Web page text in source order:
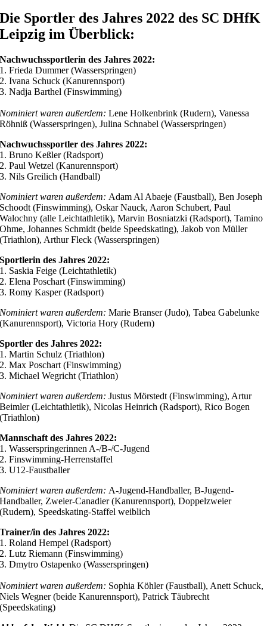
Die Sportler des Jahres 2022 des SC DHfK
Leipzig im Überblick:
Nachwuchssportlerin des Jahres 2022:
1. Frieda Dummer (Wasserspringen)
2. Ivana Schuck (Kanurennsport)
3. Nadja Barthel (Finswimming)
Nominiert waren außerdem:Lene Holkenbrink (Rudern), Vanessa
Röhniß (Wasserspringen), Julina Schnabel (Wasserspringen)
Nachwuchssportler des Jahres 2022:
1. Bruno Keßler (Radsport)
2. Paul Wetzel (Kanurennsport)
3. Nils Greilich (Handball)
Nominiert waren außerdem: Adam Al Abaeje (Faustball), Ben Joseph
Schoodt (Finswimming), Oskar Nauck, Aaron Schubert, Paul
Walochny (alle Leichtathletik), Marvin Bosniatzki (Radsport), Tamino
Ohme, Johannes Schmidt (beide Speedskating), Jakob von Müller
(Triathlon), Arthur Fleck (Wasserspringen)
Sportlerin des Jahres 2022:
1. Saskia Feige (Leichtathletik)
2. Elena Poschart (Finswimming)
3. Romy Kasper (Radsport)
Nominiert waren außerdem:Marie Branser (Judo), Tabea Gabelunke
(Kanurennsport), Victoria Hory (Rudern)
Sportler des Jahres 2022:
1. Martin Schulz (Triathlon)
2. Max Poschart (Finswimming)
3. Michael Wegricht (Triathlon)
Nominiert waren außerdem:Justus Mörstedt (Finswimming), Artur
Beimler (Leichtathletik), Nicolas Heinrich (Radsport), Rico Bogen
(Triathlon)
Mannschaft des Jahres 2022:
1. Wasserspringerinnen A-/B-/C-Jugend
2. Finswimming-Herrenstaffel
3. U12-Faustballer
Nominiert waren außerdem: A-Jugend-Handballer, B-Jugend-
Handballer, Zweier-Canadier (Kanurennsport), Doppelzweier
(Rudern), Speedskating-Staffel weiblich
Trainer/in des Jahres 2022:
1. Roland Hempel (Radsport)
2. Lutz Riemann (Finswimming)
3. Dmytro Ostapenko (Wasserspringen)
Nominiert waren außerdem: Sophia Köhler (Faustball), Anett Schuck,
Niels Wegner (beide Kanurennsport), Patrick Täubrecht
(Speedskating)